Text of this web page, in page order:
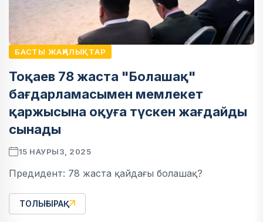
БАСТЫ ЖАҢАЛЫҚТАР
Тоқаев 78 жаста "Болашақ"
бағдарламасымен мемлекет
қаржысына оқуға түскен жағдайды
сынады
15 НАУРЫЗ, 2025
Предидент: 78 жаста қайдағы болашақ?
ТОЛЫҒЫРАҚ